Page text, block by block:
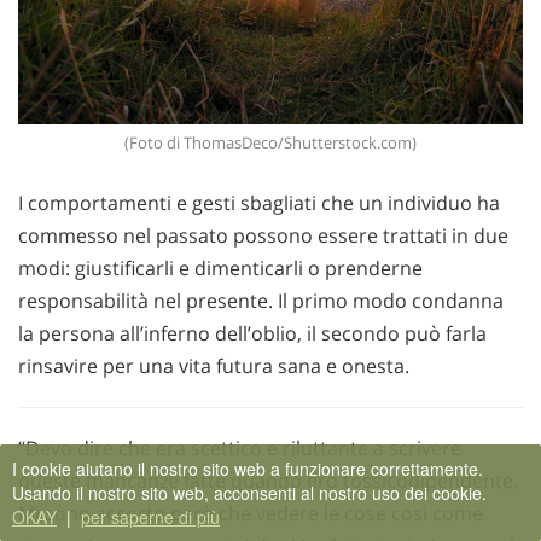
(Foto di ThomasDeco/Shutterstock.com)
I comportamenti e gesti sbagliati che un individuo ha
commesso nel passato possono essere trattati in due
modi: giustificarli e dimenticarli o prenderne
responsabilità nel presente. Il primo modo condanna
la persona all’inferno dell’oblio, il secondo può farla
rinsavire per una vita futura sana e onesta.
“Devo dire che era scettico e riluttante a scrivere
queste mancanze fatte quando ero tossicodipendente.
Mi sono accorto però che vedere le cose così come
I cookie aiutano il nostro sito web a funzionare correttamente.
Usando il nostro sito web, acconsenti al nostro uso dei cookie.
OKAY | per saperne di più